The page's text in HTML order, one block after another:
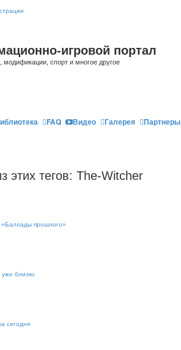
игровой портал
модификации, спорт и многое другое
FAQ Видео Галерея Партнеры
тегов: The-Witcher
прошлого»
близко
сегодня